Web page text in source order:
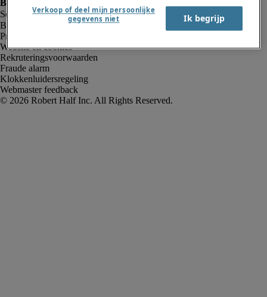
Bedrijfsinformatie
Privacyverklaring
Website en cookies
Rekruteringsvoorwaarden
Fraude alarm
Klokkenluidersregeling
Webmaster feedback
Verkoop of deel mijn persoonlijke
gegevens niet
Ik begrijp